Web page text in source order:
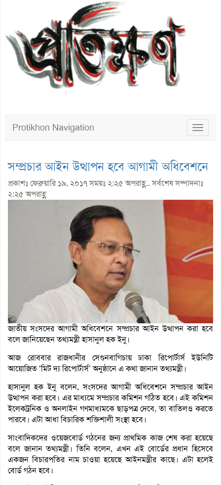
Toggle
Protikhon Navigation
সম্প্রচার আইন উত্থাপন হবে আগামী অধিবেশনে
প্রকাশঃ ফেব্রুয়ারি ১৯, ২০১৭ সময়ঃ ২:২৫ অপরাহ্ণ.. সর্বশেষ সম্পাদনাঃ
২:২৫ অপরাহ্ণ
জাতীয় সংসদের আগামী অধিবেশনে সম্প্রচার আইন উত্থাপন করা হবে
বলে জানিয়েছেন তথ্যমন্ত্রী হাসানুল হক ইনু।
আজ রোববার রাজধানীর সেগুনবাগিচায় ঢাকা রিপোর্টার্স ইউনিটি
আয়োজিত ‘মিট দ্য রিপোর্টার্স’ অনুষ্ঠানে এ কথা জানান তথ্যমন্ত্রী।
হাসানুল হক ইনু বলেন, সংসদের আগামী অধিবেশনে সম্প্রচার আইন
উত্থাপন করা হবে। এর মাধ্যমে সম্প্রচার কমিশন গঠিত হবে। এই কমিশন
ইলেকট্রনিক ও অনলাইন গণমাধ্যমকে ছাড়পত্র দেবে, তা বাতিলও করতে
পারবে। এটা আধা বিচারিক শক্তিশালী সংস্থা হবে।
সাংবাদিকদের ওয়েজবোর্ড গঠনের জন্য প্রাথমিক কাজ শেষ করা হয়েছে
বলে জানান তথ্যমন্ত্রী। তিনি বলেন, এখন এই বোর্ডের প্রধান হিসেবে
একজন বিচারপতির নাম চাওয়া হয়েছে আইনমন্ত্রীর কাছে। এটা হলেই
বোর্ড গঠন হবে।